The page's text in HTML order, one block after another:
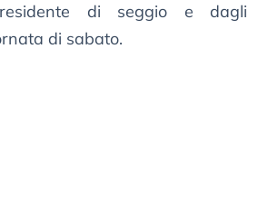
di seggio e dagli
di sabato.